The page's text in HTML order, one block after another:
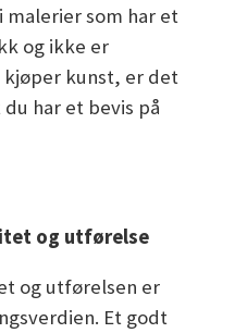
malerier som har et
og ikke er
kjøper kunst, er det
har et bevis på
og utførelse
og utførelsen er
Et godt